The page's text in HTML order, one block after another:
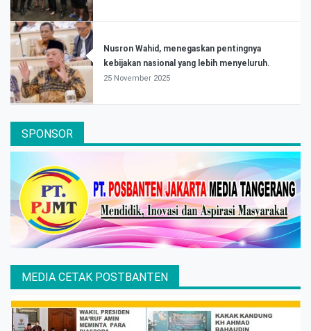
Nusron Wahid, menegaskan pentingnya
kebijakan nasional yang lebih menyeluruh.
25 November 2025
SPONSOR
MEDIA CETAK POSTBANTEN